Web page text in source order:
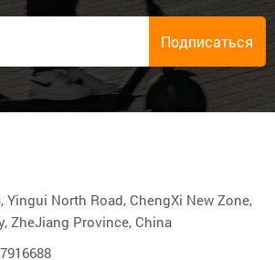
Yingui North Road, ChengXi New Zone,
ZheJiang Province, China